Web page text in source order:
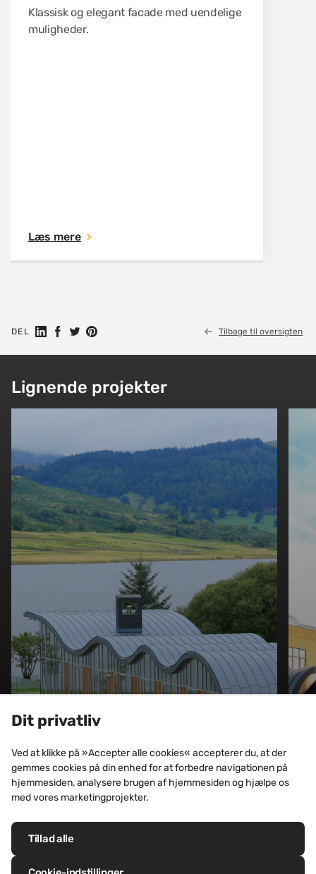
Klassisk og elegant facade med uendelige
muligheder.
Læs mere
DEL Del på Linkedin
Del på Facebook
Share on Twitter
Share on Pinterest Tilbage til oversigten
Lignende projekter
Ripple Retreat, Perthshire
(Storbritannien)
Se dette byggeri
Dit privatliv
Ved at klikke på »Accepter alle cookies« accepterer du, at der
gemmes cookies på din enhed for at forbedre navigationen på
hjemmesiden, analysere brugen af hjemmesiden og hjælpe os
med vores marketingprojekter.
Tillad alle